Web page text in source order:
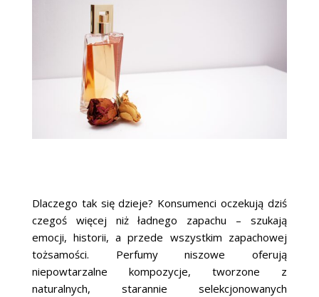
Dlaczego tak się dzieje? Konsumenci oczekują dziś
czegoś więcej niż ładnego zapachu – szukają
emocji, historii, a przede wszystkim zapachowej
tożsamości. Perfumy niszowe oferują
niepowtarzalne kompozycje, tworzone z
naturalnych, starannie selekcjonowanych